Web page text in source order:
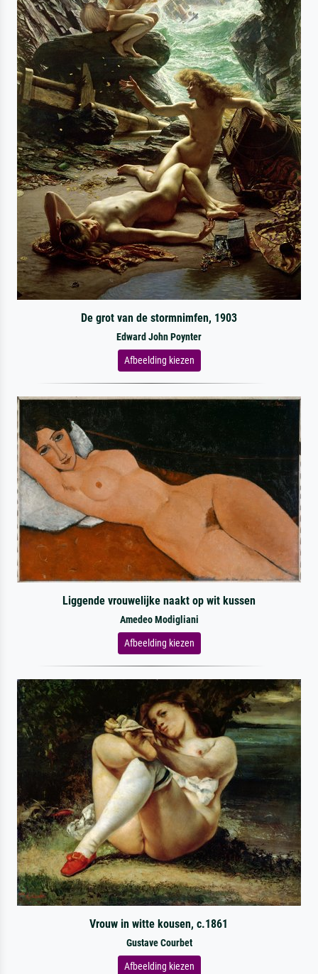
De grot van de stormnimfen, 1903
Edward John Poynter
Afbeelding kiezen
Liggende vrouwelijke naakt op wit kussen
Amedeo Modigliani
Afbeelding kiezen
Vrouw in witte kousen, c.1861
Gustave Courbet
Afbeelding kiezen